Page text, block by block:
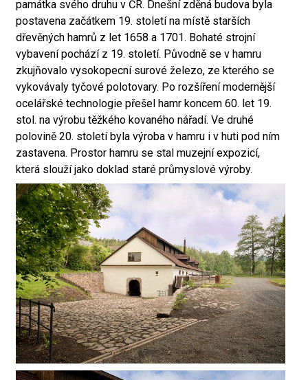
památka svého druhu v ČR. Dnešní zděná budova byla
postavena začátkem 19. století na místě starších
dřevěných hamrů z let 1658 a 1701. Bohaté strojní
vybavení pochází z 19. století. Původně se v hamru
zkujňovalo vysokopecní surové železo, ze kterého se
vykovávaly tyčové polotovary. Po rozšíření modernější
ocelářské technologie přešel hamr koncem 60. let 19.
stol. na výrobu těžkého kovaného nářadí. Ve druhé
polovině 20. století byla výroba v hamru i v huti pod ním
zastavena. Prostor hamru se stal muzejní expozicí,
která slouží jako doklad staré průmyslové výroby.